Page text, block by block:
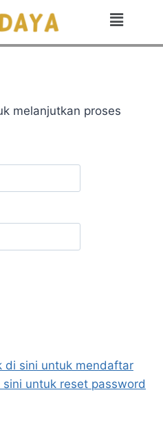
melanjutkan proses
di sini untuk mendaftar
sini untuk reset password